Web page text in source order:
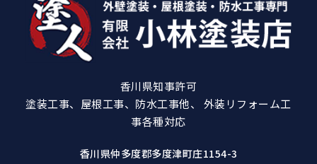
香川県知事許可
塗装工事、屋根工事、防水工事他、 外装リフォーム工
事各種対応
香川県仲多度郡多度津町庄1154-3